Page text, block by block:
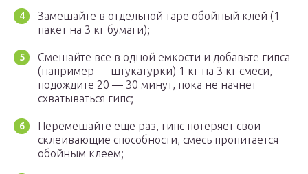
Замешайте в отдельной таре обойный клей (1
пакет на 3 кг бумаги);
Смешайте все в одной емкости и добавьте гипса
(например — штукатурки) 1 кг на 3 кг смеси,
подождите 20 — 30 минут, пока не начнет
схватываться гипс;
Перемешайте еще раз, гипс потеряет свои
склеивающие способности, смесь пропитается
обойным клеем;